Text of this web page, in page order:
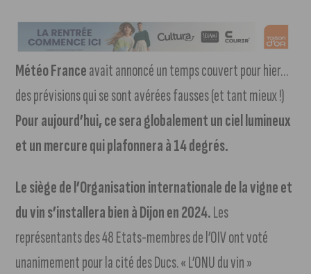
Météo Franceavait annoncé un temps couvert pour hier…
des prévisions qui se sont avérées fausses (et tant mieux !)
Pour aujourd’hui, ce sera globalement un ciel lumineux
et un mercure qui plafonnera à 14 degrés.
Le siège de l’Organisation internationale de la vigne et
du vin s’installera bien à Dijon en 2024.Les
représentants des 48 Etats-membres de l’OIV ont voté
unanimement pour la cité des Ducs. « L’ONU du vin »